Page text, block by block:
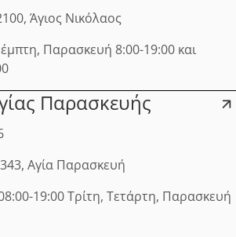
Άγιος Νικόλαος
Παρασκευή 8:00-19:00 και
Παρασκευής
Αγία Παρασκευή
19:00 Τρίτη, Τετάρτη, Παρασκευή